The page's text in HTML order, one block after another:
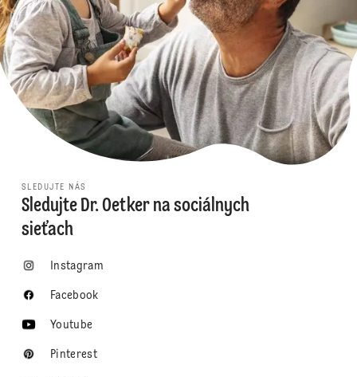
SLEDUJTE NÁS
Sledujte Dr. Oetker na sociálnych
sieťach
Instagram
Facebook
Youtube
Pinterest